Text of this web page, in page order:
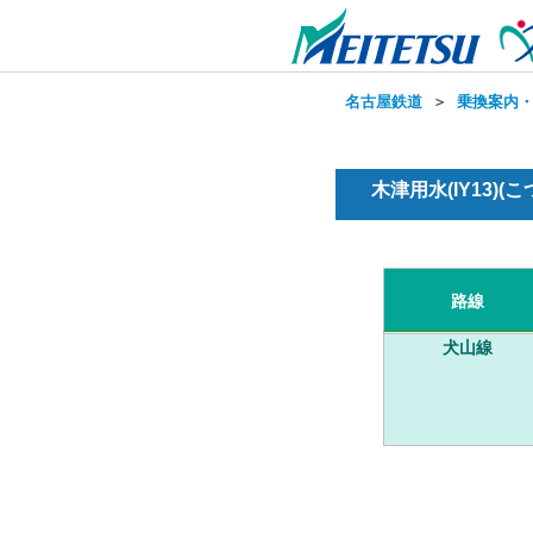
名古屋鉄道 ＞ 乗換案内
木津用水(IY13)(こ
路線
犬山線